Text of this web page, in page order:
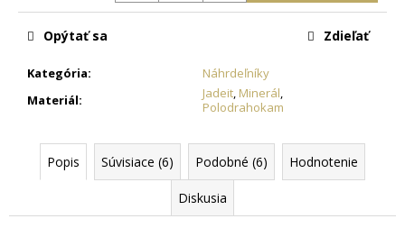
Kategória:
Náhrdeľníky
Materiál: Jadeit Minerál
Polodrahokam
Opýtať sa Zdieľať
Popis Súvisiace (6) Podobné (6) Hodnotenie
Diskusia
Z
CHIRURGICKEJ
OCELE
MADISON
ZADARMO
7,63